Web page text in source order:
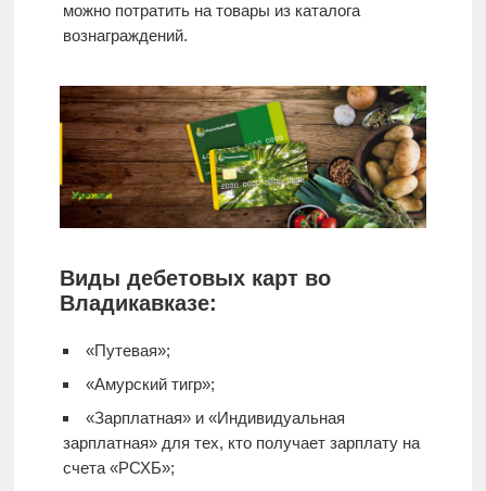
можно потратить на товары из каталога
вознаграждений.
Виды дебетовых карт во
Владикавказе:
«Путевая»;
«Амурский тигр»;
«Зарплатная» и «Индивидуальная
зарплатная» для тех, кто получает зарплату на
счета «РСХБ»;